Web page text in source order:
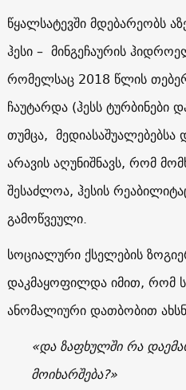
წყალსატევში მდებარეობს
ჰესი – მინგეჩაურის
რომელსაც 2018 წლის
ჩაუტარდა (ჰესს ტურბინები
თუმცა,
არავის აღუნიშნავს, რომ
შესაძლოა, ჰესის
გამოწვეული.
სოციალური ქსელების
დაკმაყოფილდა იმით, რომ
ანომალიური დათბობით
«და ზაფხულში რა
მოიხარშება?»